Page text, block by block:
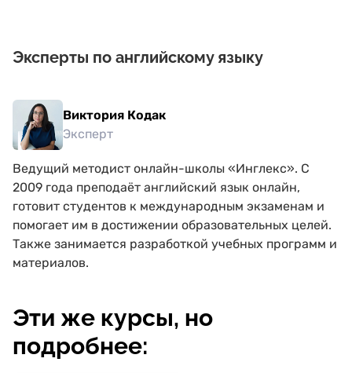
Эксперты по английскому языку
Виктория Кодак
Эксперт
Ведущий методист онлайн-школы «Инглекс». С
2009 года преподаёт английский язык онлайн,
готовит студентов к международным экзаменам и
помогает им в достижении образовательных целей.
Также занимается разработкой учебных программ и
материалов.
Эти же курсы, но
подробнее: